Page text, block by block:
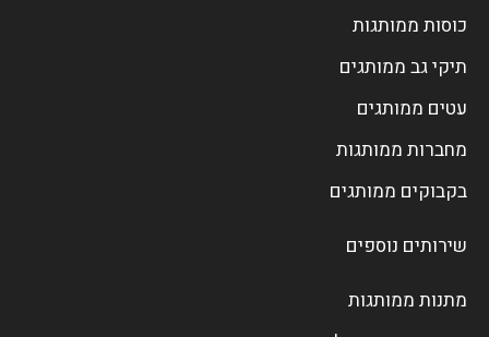
כוסות ממותגות
תיקי גב ממותגים
עטים ממותגים
מחברות ממותגות
בקבוקים ממותגים
שירותים נוספים
מתנות ממותגות